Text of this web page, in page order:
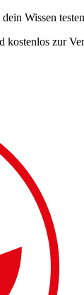
Wissen
kostenlos zur